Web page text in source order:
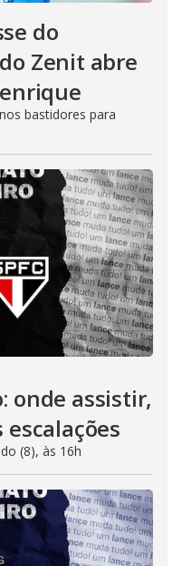
do
Zenit abre
bastidores para
onde assistir,
(8), às 16h